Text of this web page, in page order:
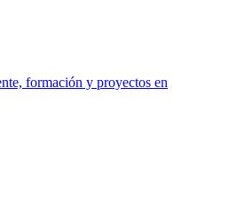
formación y proyectos en